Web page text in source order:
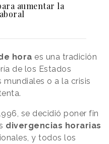
aumentar la
hora es una tradición
de los Estados
mundiales o a la crisis
se decidió poner fin
divergencias horarias
y todos los